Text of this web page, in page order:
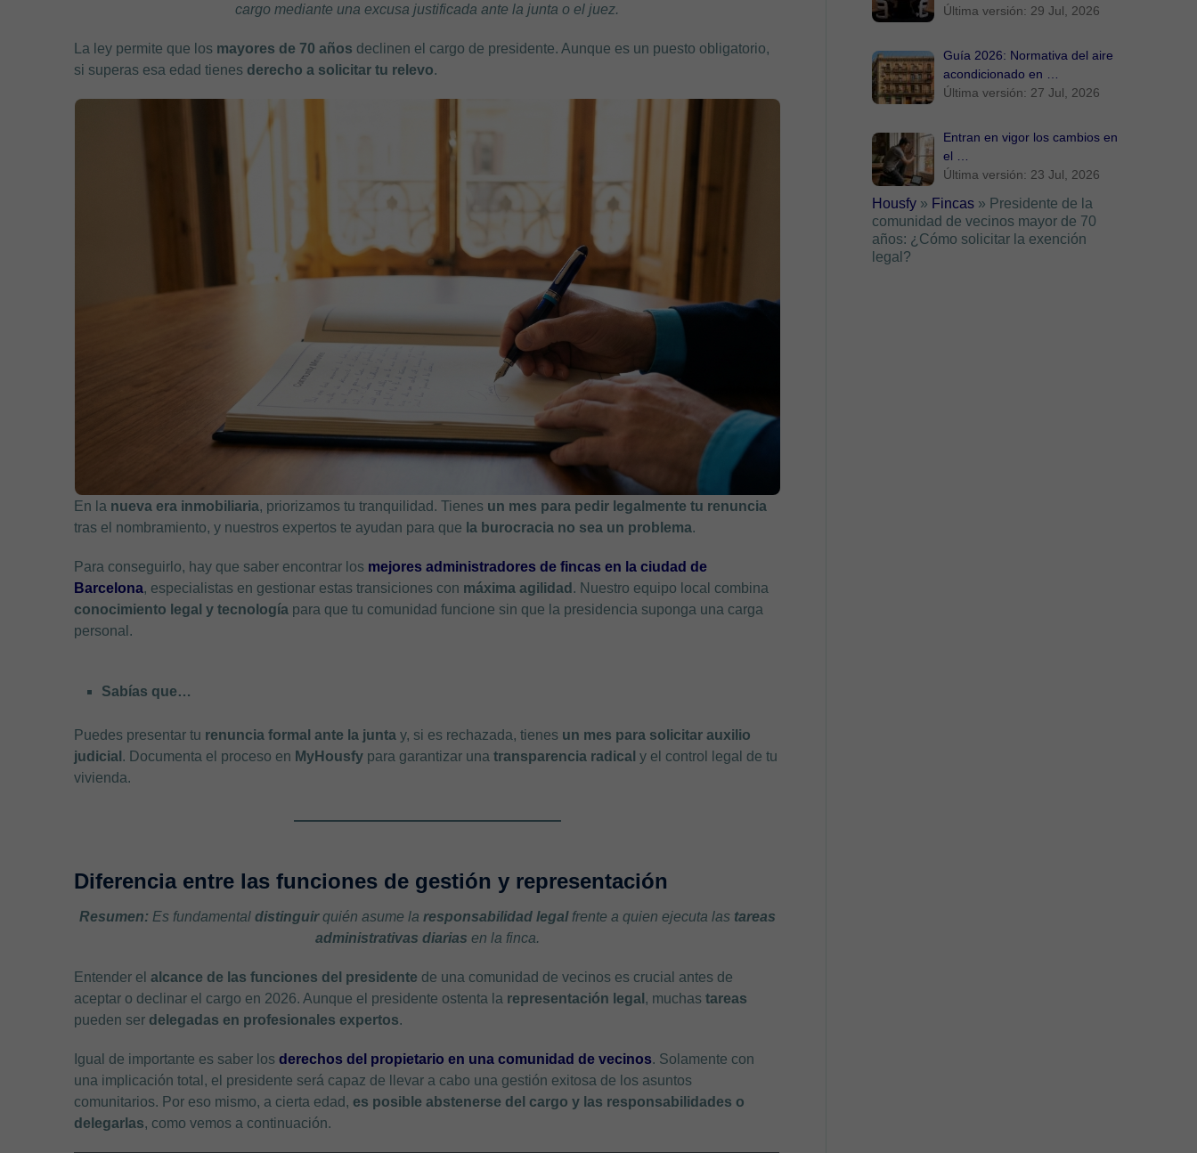
cargo mediante una excusa justificada ante la junta o el juez.
La ley permite que los mayores de 70 años declinen el cargo de presidente. Aunque es un puesto obligatorio,
si superas esa edad tienes derecho a solicitar tu relevo.
En la nueva era inmobiliaria, priorizamos tu tranquilidad. Tienes un mes para pedir legalmente tu renuncia
tras el nombramiento, y nuestros expertos te ayudan para que la burocracia no sea un problema.
Para conseguirlo, hay que saber encontrar los mejores administradores de fincas en la ciudad de
Barcelona, especialistas en gestionar estas transiciones con máxima agilidad . Nuestro equipo local combina
conocimiento legal y tecnología para que tu comunidad funcione sin que la presidencia suponga una carga
personal.
Sabías que…
Puedes presentar tu renuncia formal ante la junta y, si es rechazada, tienes un mes para solicitar auxilio
judicial . Documenta el proceso en MyHousfy para garantizar unatransparencia radical y el control legal de tu
vivienda.
Diferencia entre las funciones de gestión y representación
Resumen:Es fundamental distinguirquién asume la responsabilidad legal frente a quien ejecuta las tareas
administrativas diarias en la finca.
Entender elalcance de las funciones del presidente de una comunidad de vecinos es crucial antes de
aceptar o declinar el cargo en 2026. Aunque el presidente ostenta la representación legal , muchastareas
pueden ser delegadas en profesionales expertos.
Igual de importante es saber losderechos del propietario en una comunidad de vecinos. Solamente con
una implicación total, el presidente será capaz de llevar a cabo una gestión exitosa de los asuntos
comunitarios. Por eso mismo, a cierta edad, es posible abstenerse del cargo y las responsabilidades o
delegarlas, como vemos a continuación.
Última versión: 29 Jul, 2026
Guía 2026: Normativa del aire
acondicionado en …
Última versión: 27 Jul, 2026
Entran en vigor los cambios en
el …
Última versión: 23 Jul, 2026
Housfy » Fincas » Presidente de la
comunidad de vecinos mayor de 70
años: ¿Cómo solicitar la exención
legal?